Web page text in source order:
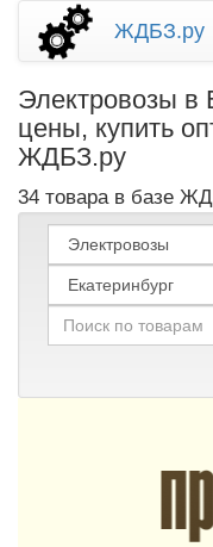
ЖДБЗ.ру
Электровозы в
цены, купить
ЖДБЗ.ру
34 товара в базе